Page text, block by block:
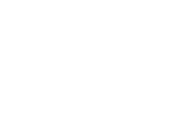
três dias contra impasse nas